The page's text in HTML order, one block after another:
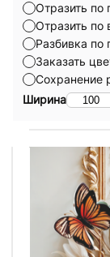
Ширина
Сохранение
Отразить по
Отразить по
Разбивка по
Заказать